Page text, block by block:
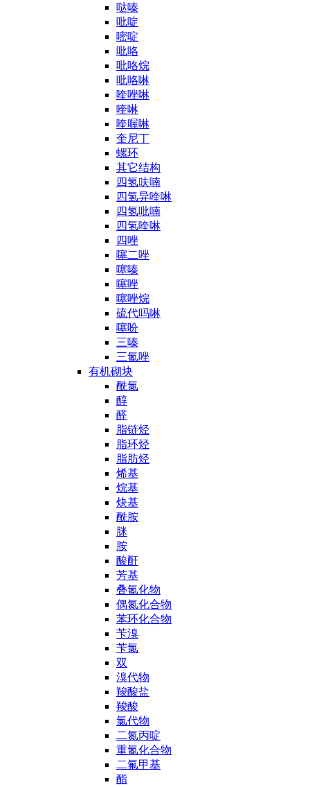
哒嗪
吡啶
嘧啶
吡咯
吡咯烷
吡咯啉
喹唑啉
喹啉
喹喔啉
奎尼丁
螺环
其它结构
四氢呋喃
四氢异喹啉
四氢吡喃
四氢喹啉
四唑
噻二唑
噻嗪
噻唑
噻唑烷
硫代吗啉
噻吩
三嗪
三氮唑
有机砌块
酰氯
醇
醛
脂链烃
脂环烃
脂肪烃
烯基
烷基
炔基
酰胺
脒
胺
酸酐
芳基
叠氮化物
偶氮化合物
苯环化合物
苄溴
苄氯
双
溴代物
羧酸盐
羧酸
氯代物
二氮丙啶
重氮化合物
二氟甲基
酯